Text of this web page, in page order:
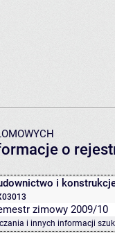
o
i
zimowy 2009/10
i innych informacji